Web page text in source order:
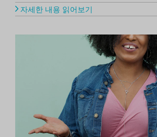
자세한 내용 읽어보기